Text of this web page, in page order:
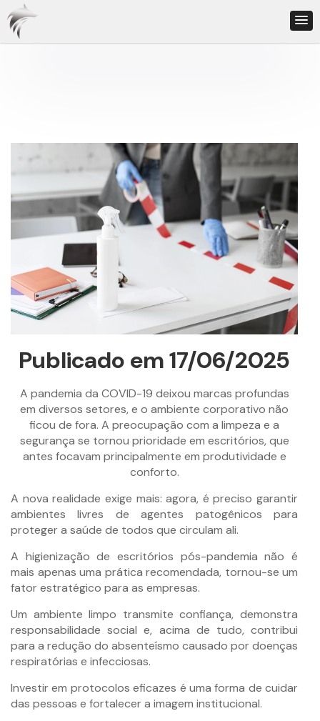
Publicado em 17/06/2025
A pandemia da COVID-19 deixou marcas profundas
em diversos setores, e o ambiente corporativo não
ficou de fora. A preocupação com a limpeza e a
segurança se tornou prioridade em escritórios, que
antes focavam principalmente em produtividade e
conforto.
A nova realidade exige mais: agora, é preciso garantir
ambientes livres de agentes patogênicos para
proteger a saúde de todos que circulam ali.
A higienização de escritórios pós-pandemia não é
mais apenas uma prática recomendada, tornou-se um
fator estratégico para as empresas.
Um ambiente limpo transmite confiança, demonstra
responsabilidade social e, acima de tudo, contribui
para a redução do absenteísmo causado por doenças
respiratórias e infecciosas.
Investir em protocolos eficazes é uma forma de cuidar
das pessoas e fortalecer a imagem institucional.